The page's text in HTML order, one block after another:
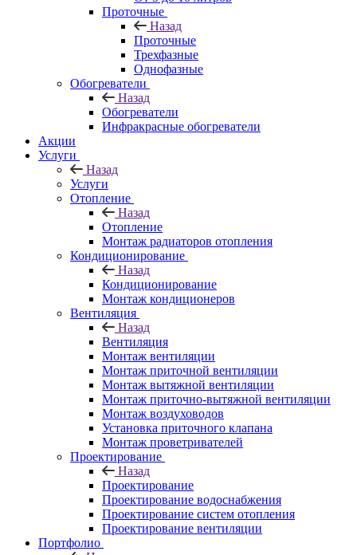
Проточные
Назад
Проточные
Трехфазные
Однофазные
Обогреватели
Назад
Обогреватели
Инфракрасные обогреватели
Акции
Услуги
Назад
Услуги
Отопление
Назад
Отопление
Монтаж радиаторов отопления
Кондиционирование
Назад
Кондиционирование
Монтаж кондиционеров
Вентиляция
Назад
Вентиляция
Монтаж вентиляции
Монтаж приточной вентиляции
Монтаж вытяжной вентиляции
Монтаж приточно-вытяжной вентиляции
Монтаж воздуховодов
Установка приточного клапана
Монтаж проветривателей
Проектирование
Назад
Проектирование
Проектирование водоснабжения
Проектирование систем отопления
Проектирование вентиляции
Портфолио